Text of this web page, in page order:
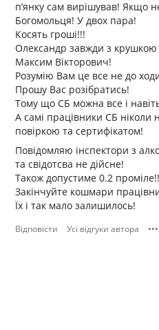
пʼянку сам вирішував! Якщо
Богомольця! У двох пара!
Косять гроші!!!
Олександр завжди з крушкою
Максим Вікторович!
Розумію Вам це все не до
Прошу Вас розібратись!
Тому що СБ можна все і
А самі працівники СБ ніколи
повіркою та сертифікатом!
Повідомляю інспектори з
та свідотсва не дійсне!
Також допустиме 0.2
Закінчуйте кошмари
Їх і так мало залишилось!
Відповісти Усі відгуки автора •••